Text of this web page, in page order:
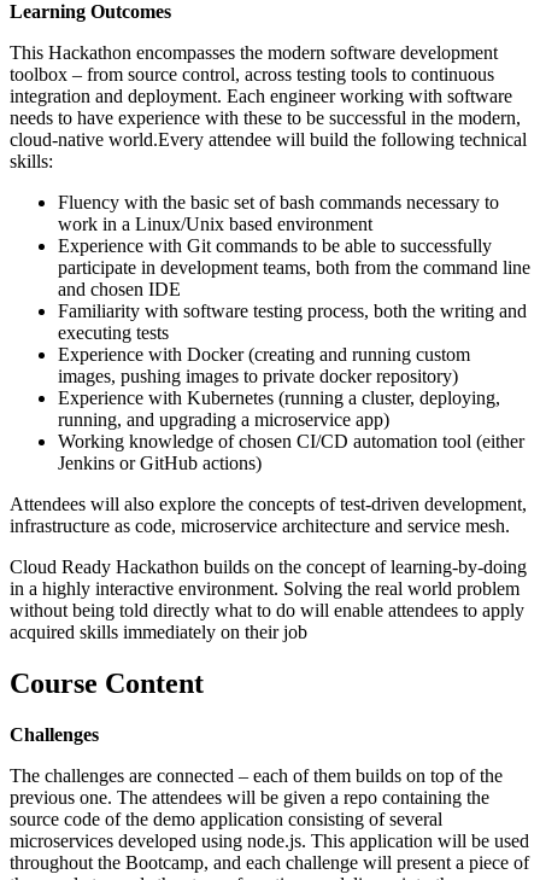
Learning Outcomes
This Hackathon encompasses the modern software development
toolbox – from source control, across testing tools to continuous
integration and deployment. Each engineer working with software
needs to have experience with these to be successful in the modern,
cloud-native world.Every attendee will build the following technical
skills:
Fluency with the basic set of bash commands necessary to
work in a Linux/Unix based environment
Experience with Git commands to be able to successfully
participate in development teams, both from the command line
and chosen IDE
Familiarity with software testing process, both the writing and
executing tests
Experience with Docker (creating and running custom
images, pushing images to private docker repository)
Experience with Kubernetes (running a cluster, deploying,
running, and upgrading a microservice app)
Working knowledge of chosen CI/CD automation tool (either
Jenkins or GitHub actions)
Attendees will also explore the concepts of test-driven development,
infrastructure as code, microservice architecture and service mesh.
Cloud Ready Hackathon builds on the concept of learning-by-doing
in a highly interactive environment. Solving the real world problem
without being told directly what to do will enable attendees to apply
acquired skills immediately on their job
Course Content
Challenges
The challenges are connected – each of them builds on top of the
previous one. The attendees will be given a repo containing the
source code of the demo application consisting of several
microservices developed using node.js. This application will be used
throughout the Bootcamp, and each challenge will present a piece of